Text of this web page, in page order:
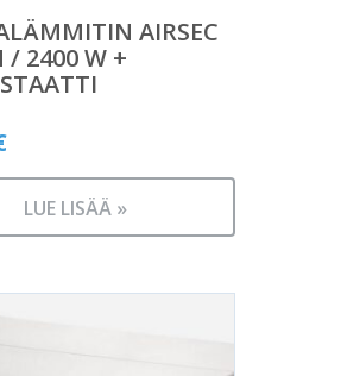
AIRSEC
/ 2400 W +
LUE LISÄÄ »